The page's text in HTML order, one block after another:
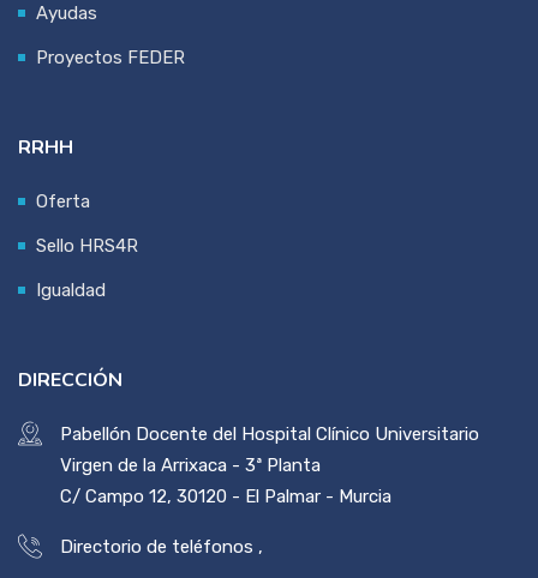
Ayudas
Proyectos FEDER
RRHH
Oferta
Sello HRS4R
Igualdad
DIRECCIÓN
Pabellón Docente del Hospital Clínico Universitario
Virgen de la Arrixaca - 3ª Planta
C/ Campo 12, 30120 - El Palmar - Murcia
Directorio de teléfonos ,